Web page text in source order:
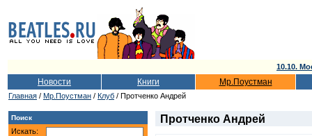
10.10.
Новости Книги Мр.Поустман
Главная / Мр.Поустман / Клуб / Протченко Андрей
Поиск
Искать:
Протченко Андрей